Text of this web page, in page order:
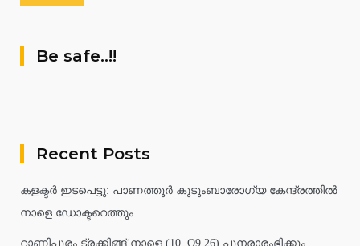
Be safe..!!
Recent Posts
കളക്ടർ ഇടപെട്ടു: പാണത്തൂർ കുടുംബാരോഗ്യ കേന്ദ്രത്തിൽ
നാളെ ഡോക്ടറെത്തും.
റാണിപുരം ട്രക്കിങ്ങ് നാളെ (10. O9.26) പുനരാരംഭിക്കും